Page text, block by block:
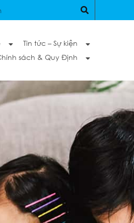
Tin tức – Sự kiện
sách & Quy Định